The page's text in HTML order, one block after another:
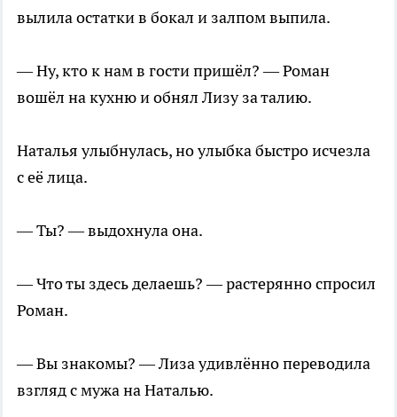
вылила остатки в бокал и залпом выпила.
— Ну, кто к нам в гости пришёл? — Роман
вошёл на кухню и обнял Лизу за талию.
Наталья улыбнулась, но улыбка быстро исчезла
с её лица.
— Ты? — выдохнула она.
— Что ты здесь делаешь? — растерянно спросил
Роман.
— Вы знакомы? — Лиза удивлённо переводила
взгляд с мужа на Наталью.